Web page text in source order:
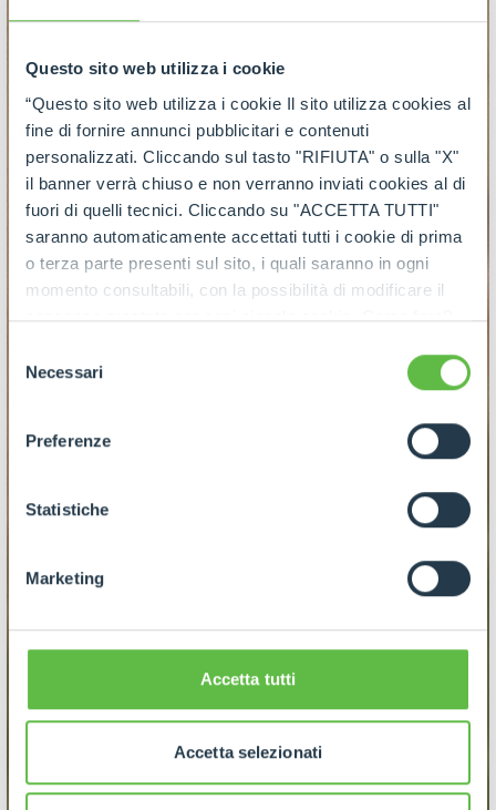
Questo sito web utilizza i cookie
“Questo sito web utilizza i cookie Il sito utilizza cookies al
fine di fornire annunci pubblicitari e contenuti
personalizzati. Cliccando sul tasto "RIFIUTA" o sulla "X"
il banner verrà chiuso e non verranno inviati cookies al di
fuori di quelli tecnici. Cliccando su "ACCETTA TUTTI"
saranno automaticamente accettati tutti i cookie di prima
o terza parte presenti sul sito, i quali saranno in ogni
momento consultabili, con la possibilità di modificare il
consenso prestato per ogni singolo cookie. Come fare?
ogni pagina, selezionare "Modifichi il suo consenso" e
dell'informativa completa nel footer presente in ogni
pagina. Per esercitare i diritti riconosciuti all'interessato ai
GDPR abbiamo predisposto una
apposita procedura.
delNecessari
Preferenze
Statistiche
Marketing
Accetta tutti
Accetta selezionati